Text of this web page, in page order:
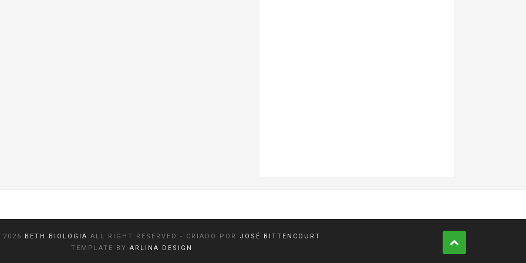
2026 BETH BIOLOGIA ALL RIGHT RESERVED - CRIADO POR JOSÉ BITTENCOURT
TEMPLATE BY ARLINA DESIGN